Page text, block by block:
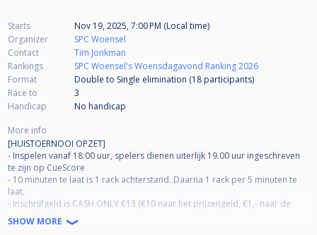
Starts
Nov 19, 2025, 7:00 PM (Local time)
Organizer
SPC Woensel
Contact
Tim Jonkman
Rankings
SPC Woensel's Woensdagavond Ranking 2026
Format
Double to Single elimination (18 participants)
Race to
3
Handicap
No handicap
More info
[HUISTOERNOOI OPZET]
- Inspelen vanaf 18:00 uur, spelers dienen uiterlijk 19.00 uur ingeschreven
te zijn op CueScore
- 10 minuten te laat is 1 rack achterstand. Daarna 1 rack per 5 minuten te
laat.
- Inschrijfgeld is CASH ONLY €13 (€10 naar het prijzengeld, €1,- naar de
jackpot en €2,- naar de Masters pot). Leden mogen voor €8 meedoen,
voor kans op 50% prijzengeld.
SHOW MORE